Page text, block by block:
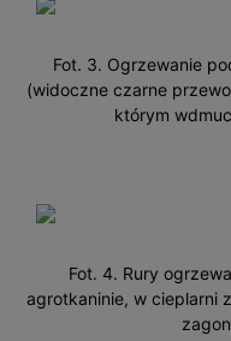
Fot. 3. Ogrzewanie
(widoczne czarne
którym
Fot. 4. Rury
agrotkaninie, w cieplarni